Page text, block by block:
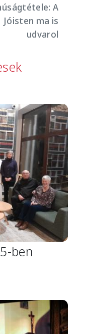
A
Jóisten ma is
udvarol
ben